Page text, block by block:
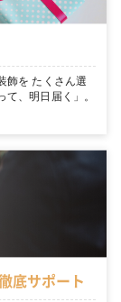
飾を たくさん選
、明日届く」。
底サポート